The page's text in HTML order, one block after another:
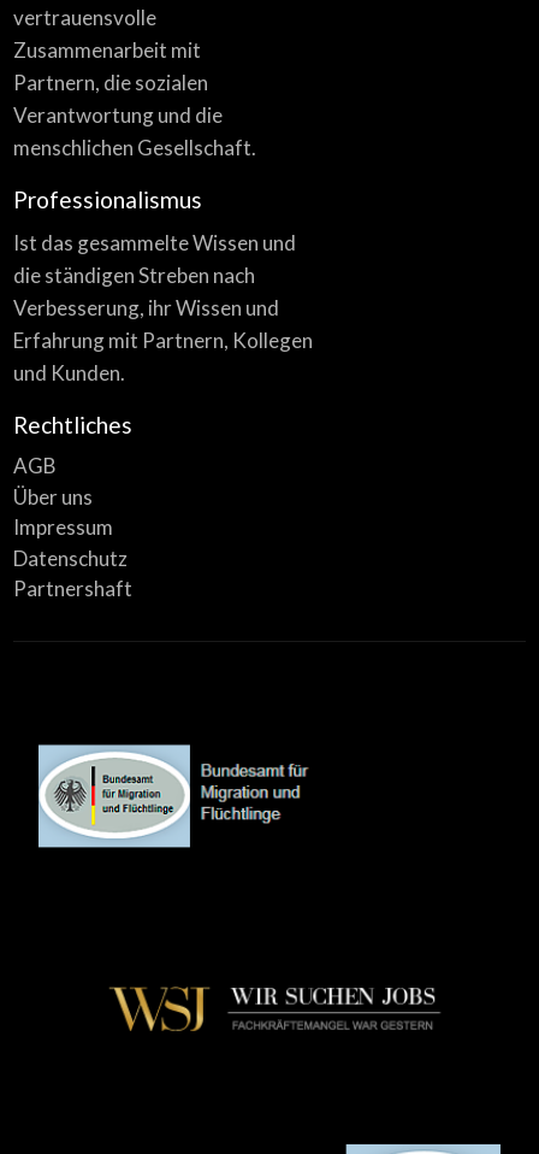
vertrauensvolle
Zusammenarbeit mit
Partnern, die sozialen
Verantwortung und die
menschlichen Gesellschaft.
Professionalismus
Ist das gesammelte Wissen und
die ständigen Streben nach
Verbesserung, ihr Wissen und
Erfahrung mit Partnern, Kollegen
und Kunden.
Rechtliches
AGB
Über uns
Impressum
Datenschutz
Partnershaft